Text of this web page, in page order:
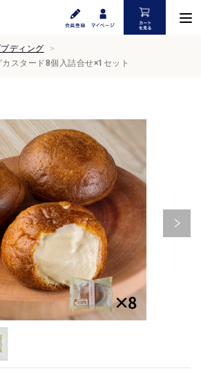
ディング
スタード8個入詰合せ×1セット